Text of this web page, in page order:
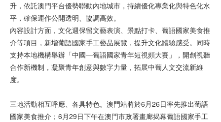
升，依託澳門平台優勢聯動內地城市，持續優化專業化與特色化水
平，確保運作公開透明、協調高效。
內容設計方面，文化週保留文藝表演、景點打卡、葡語國家美食推
介等項目，新增葡語國家手工藝品展覽，提升文化體驗感受。同時
支持本地機構舉辦「中國—葡語國家青年短視頻大賽」，開創視聽
合作新機制，凝聚青年創意與數字力量，拓展中葡人文交流新維
度。
三地活動相互呼應、各具特色。澳門站將於6月26日率先推出葡語
國家美食推介；6月29日下午在澳門市政署畫廊揭幕葡語國家手工